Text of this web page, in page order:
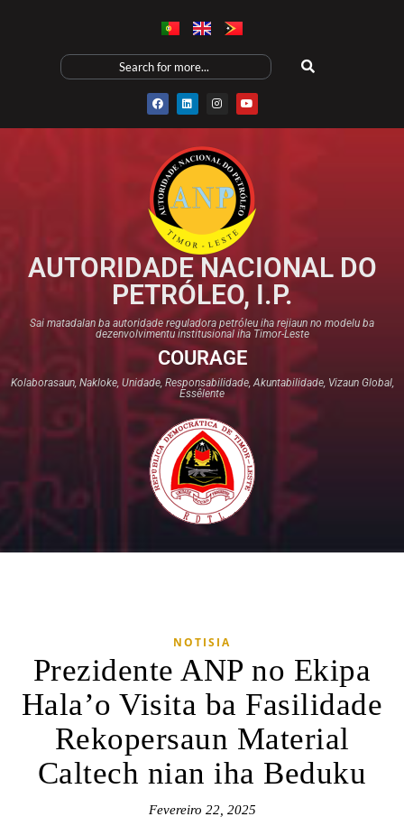
AUTORIDADE NACIONAL DO
PETRÓLEO, I.P.
Sai matadalan ba autoridade reguladora petróleu iha rejiaun no modelu ba
dezenvolvimentu institusional iha Timor-Leste
COURAGE
Kolaborasaun, Nakloke, Unidade, Responsabilidade, Akuntabilidade, Vizaun Global,
Essêlente
NOTISIA
Prezidente ANP no Ekipa
Hala’o Visita ba Fasilidade
Rekopersaun Material
Caltech nian iha Beduku
Fevereiro 22, 2025